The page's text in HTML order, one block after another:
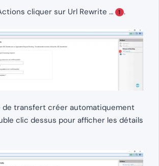
cliquer sur Url Rewrite … 1 .
de transfert créer automatiquement
clic dessus pour afficher les détails